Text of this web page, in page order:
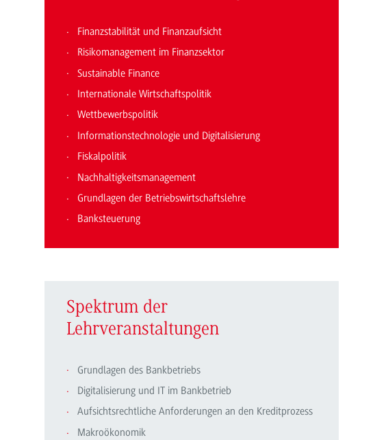
Finanzstabilität und Finanzaufsicht
Risikomanagement im Finanzsektor
Sustainable Finance
Internationale Wirtschaftspolitik
Wettbewerbspolitik
Informationstechnologie und Digitalisierung
Fiskalpolitik
Nachhaltigkeitsmanagement
Grundlagen der Betriebswirtschaftslehre
Banksteuerung
Spektrum der
Lehrveranstaltungen
Grundlagen des Bankbetriebs
Digitalisierung und IT im Bankbetrieb
Aufsichtsrechtliche Anforderungen an den Kreditprozess
Makroökonomik